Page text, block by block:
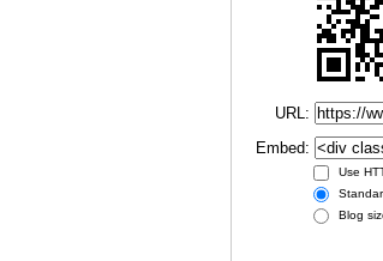
URL:
Embed:
Use
Blog